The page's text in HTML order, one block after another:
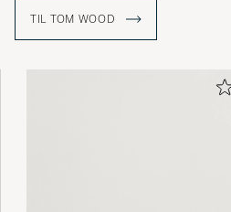
fokus på langsiktighet.
TIL TOM WOOD